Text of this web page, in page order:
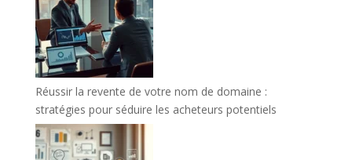
Réussir la revente de votre nom de domaine :
stratégies pour séduire les acheteurs potentiels